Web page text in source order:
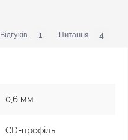
Відгуків 1 Питання 4
0,6 мм
CD-профіль